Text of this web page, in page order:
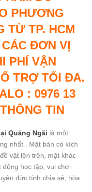
PHƯƠNG
TỪ TP. HCM
ĐƠN VỊ
PHÍ VẬN
TRỢ TỐI ĐA.
: 0976 13
TIN
Quảng Ngãi là một
nhất . Mặt bàn có kích
vật lên trên, mặt khác
động học tập, vui chơi
đức tính chia sẻ, hòa